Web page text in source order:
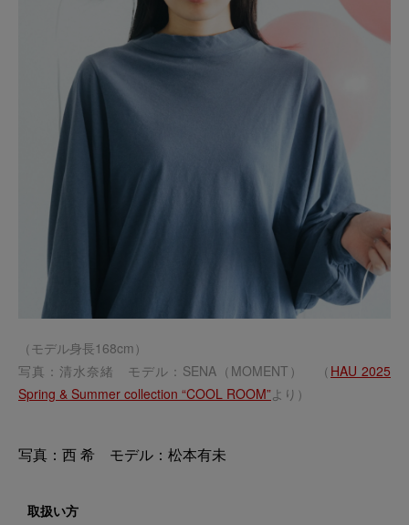
（モデル身長168cm）
写真：清水奈緒 モデル：SENA（MOMENT） （ HAU 2025
Spring & Summer collection “COOL ROOM”より）
写真：西 希 モデル：松本有未
取扱い方